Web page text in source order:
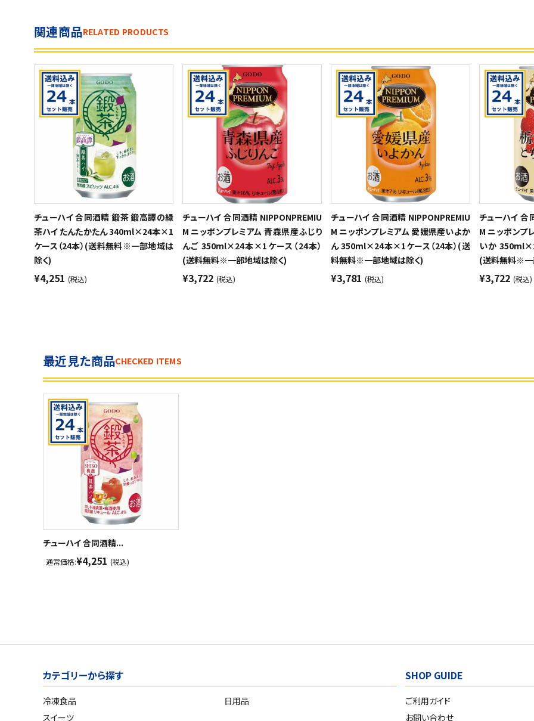
関連商品RELATED PRODUCTS
チューハイ 合同酒精 鍛茶 鍛高譚の緑
茶ハイ たんたかたん 340ml×24本×1
ケース（24本）(送料無料※一部地域は
除く)
¥4,251 (税込)
チューハイ 合同酒精 NIPPONPREMIU
M ニッポンプレミアム 青森県産ふじり
んご 350ml×24本×1ケース（24本）
(送料無料※一部地域は除く)
¥3,722 (税込)
チューハイ 合同酒精 NIPPONPREMIU
M ニッポンプレミアム 愛媛県産いよか
ん 350ml×24本×1ケース（24本）(送
料無料※一部地域は除く)
¥3,781 (税込)
チューハイ 合
M ニッポンプ
いか
(送料無料※一
¥3,722 (税込)
最近見た商品CHECKED ITEMS
チューハイ 合同酒精...
通常価格:¥4,251 (税込)
カテゴリーから探す
冷凍食品
スイーツ
日用品
SHOP GUIDE
ご利用ガイド
お問い合わせ